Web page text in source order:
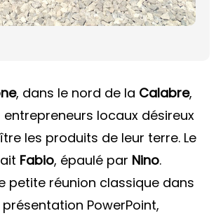
, dans le nord de la Calabre,
locaux désireux
les produits de leur terre. Le
Fabio, épaulé par Nino.
petite réunion classique dans
PowerPoint,